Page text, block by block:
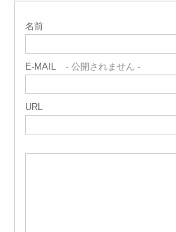
名前
E-MAIL - 公開されません -
URL